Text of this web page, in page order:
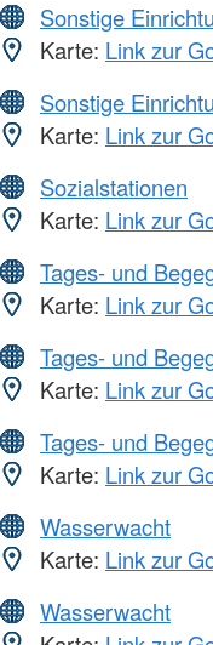
Sonstige
Karte: Link zur
Sonstige
Karte: Link zur
Sozialstationen
Karte: Link zur
Tages- und
Karte: Link zur
Tages- und
Karte: Link zur
Tages- und
Karte: Link zur
Wasserwacht
Karte: Link zur
Wasserwacht